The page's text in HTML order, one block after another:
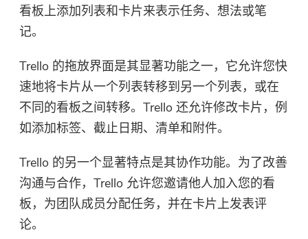
看板上添加列​​表和卡片来表示任务、想法或笔
记。
Trello 的拖放界面是其显著功能之一，它允许您快
速地将卡片从一个列表转移到另一个列表，或在
不同的看板之间转移。Trello 还允许修改卡片，例
如添加标签、截止日期、清单和附件。
Trello 的另一个显著特点是其协作功能。为了改善
沟通与合作，Trello 允许您邀请他人加入您的看
板，为团队成员分配任务，并在卡片上发表评
论。